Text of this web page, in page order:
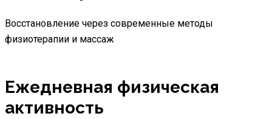
Восстановление через современные методы
физиотерапии и массаж
Ежедневная физическая
активность